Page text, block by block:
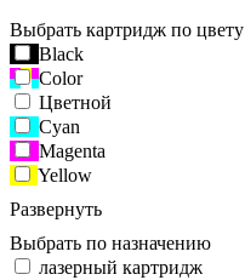
Выбрать картридж по цвету
Black
Color
Цветной
Cyan
Magenta
Yellow
Развернуть
Выбрать по назначению
лазерный картридж